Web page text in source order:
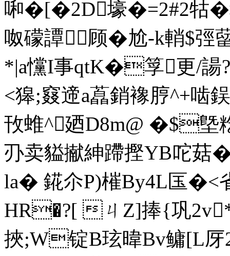
啝�[�2D壕�=2#2牯
呶礞譚顾�尬-k輎$弳
*|a戃I事qtK�筟更/諹
<獆;窡遆a藠銷襐脝^+
攼蜼^廼D8m@
刅卖貖擜紳蹛摼YB咜菇
la� 錵尒P)槯By4L匤�<
HR�?[ ㄐZ]捧{巩
挾;W锭B玹暐Bv鳙[L